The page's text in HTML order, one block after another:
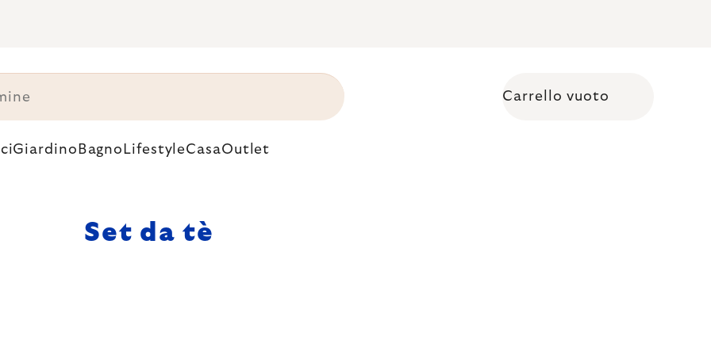
Carrello vuoto
Giardino Bagno LifestyleCasaOutlet
Set da tè